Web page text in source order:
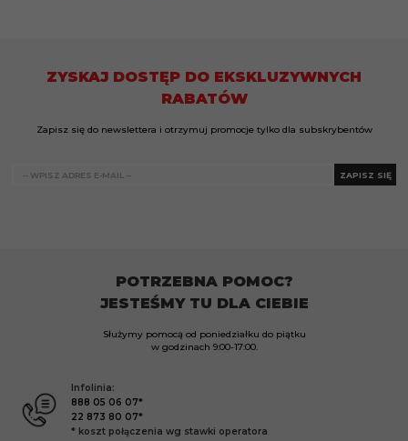
ZYSKAJ DOSTĘP DO EKSKLUZYWNYCH
RABATÓW
Zapisz się do newslettera i otrzymuj promocje tylko dla subskrybentów
ZAPISZ SIĘ
POTRZEBNA POMOC?
JESTEŚMY TU DLA CIEBIE
Służymy pomocą od poniedziałku do piątku
w godzinach 9:00-17:00.
Infolinia:
888 05 06 07*
22 873 80 07*
* koszt połączenia wg stawki operatora